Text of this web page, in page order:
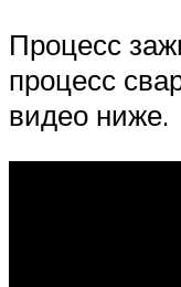
Процесс
процесс
видео ниже.